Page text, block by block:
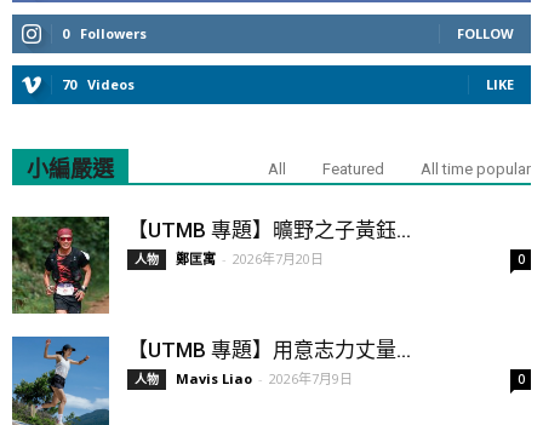
0 Followers FOLLOW
70 Videos LIKE
小編嚴選 All Featured All time popular
【UTMB 專題】曠野之子黃鈺...
人物 鄭匡寓 - 2026年7月20日 0
【UTMB 專題】用意志力丈量...
人物 Mavis Liao - 2026年7月9日 0